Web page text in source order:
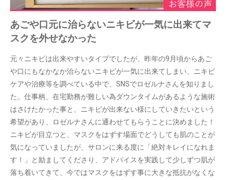
あごや口元に治らないニキビが一気に出来てマ
スクを外せなかった
元々ニキビは出来やすいタイプでしたが、昨年の9月頃からあご
や口にもなかなか治らないニキビが一気に出来てしまい、ニキビ
ケアや治療等を調べている中で、SNSでロゼルナさんを知りまし
た。仕事柄、在宅勤務が難しい為ダウンタイムがあるような施術
はさけたかった事と、ニキビが出来ない様にしていきたいという
希望があり、ロゼルナさんに通わせてもらうことに決めました！
ニキビが目立つと、マスクをはずす場面でどうしても肌のことが
気になっていましたが、サロンに来る度に「絶対キレイになれま
す！」と励ましてくださり、アドバイスを実践して少しずつ肌が
落ち着いてきて、今ではマスクをはずす事に大きな抵抗がなくな